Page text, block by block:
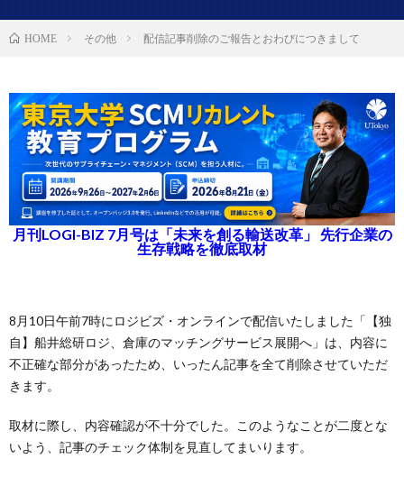
HOME その他 配信記事削除のご報告とおわびにつきまして
月刊LOGI-BIZ 7月号は「未来を創る輸送改革」 先行企業の
生存戦略を徹底取材
8月10日午前7時にロジビズ・オンラインで配信いたしました「【独
自】船井総研ロジ、倉庫のマッチングサービス展開へ」は、内容に
不正確な部分があったため、いったん記事を全て削除させていただ
きます。
取材に際し、内容確認が不十分でした。このようなことが二度とな
いよう、記事のチェック体制を見直してまいります。